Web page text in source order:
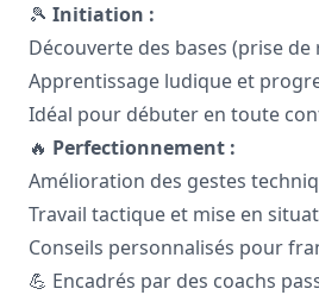
🎾 Initiation :
Découverte des bases (prise
Apprentissage ludique et
Idéal pour débuter en toute
🔥 Perfectionnement :
Amélioration des gestes
Travail tactique et mise en
Conseils personnalisés pour
💪 Encadrés par des coachs